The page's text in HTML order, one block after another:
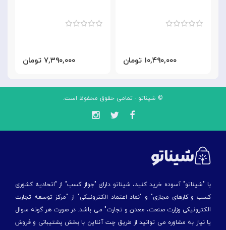
۷,۳۹۰,۰۰۰ تومان ۱۰,۴۹۰,۰۰۰ تومان
© شیناتو - تمامی حقوق محفوظ است.
با "شیناتو" آسوده خرید کنید، شیناتو دارای "جواز کسب" از "اتحادیه کشوری
کسب و کارهای مجازی" و "نماد اعتماد الکترونیکی" از "مركز توسعه تجارت
الكترونیكی وزارت صنعت، معدن و تجارت" می باشد. در صورت هر گونه سوال
یا نیاز به مشاوره می توانید از طریق چت آنلاین با بخش پشتیبانی و فروش